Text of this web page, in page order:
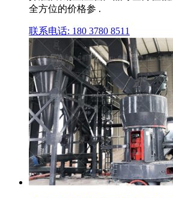
全方位的价格参 .
联系电话: 180 3780 8511